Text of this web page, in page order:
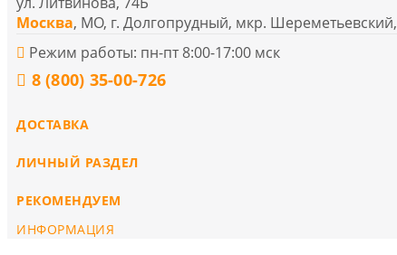
Москва, МО, г. Долгопрудный, мкр.
Режим работы: пн-пт 8:00-17:00 мск
8 (800) 35-00-726
ДОСТАВКА
ЛИЧНЫЙ РАЗДЕЛ
РЕКОМЕНДУЕМ
ИНФОРМАЦИЯ